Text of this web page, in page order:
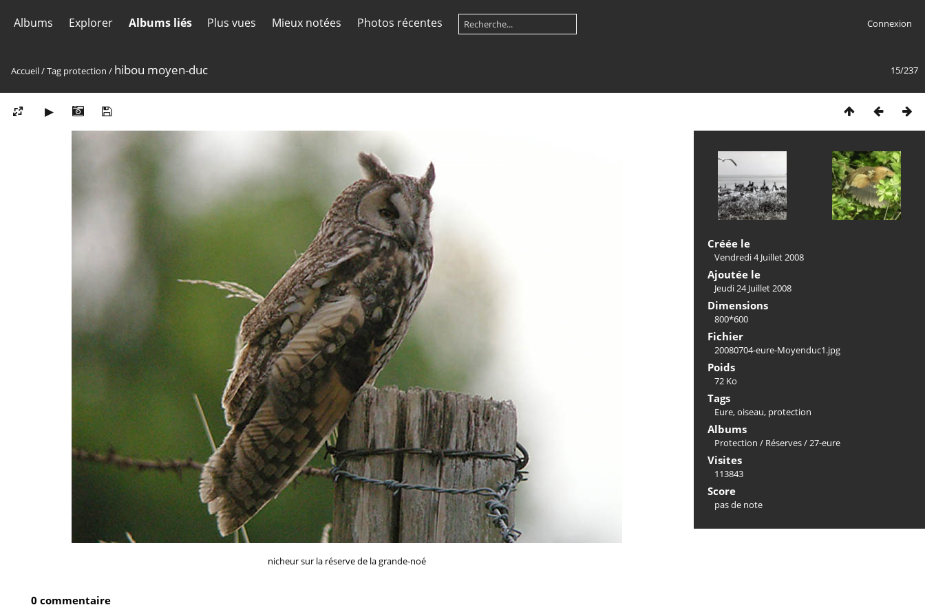
Albums Explorer Albums liés Plus vues Mieux notées Photos récentes Connexion
15/237
Accueil/Tag protection / hibou moyen-duc
nicheur sur la réserve de la grande-noé
Créée le
Vendredi 4 Juillet 2008
Ajoutée le
Jeudi 24 Juillet 2008
Dimensions
800*600
Fichier
20080704-eure-Moyenduc1.jpg
Poids
72 Ko
Tags
Eure,oiseau, protection
Albums
Protection / Réserves/27-eure
Visites
113843
Score
pas de note
0 commentaire